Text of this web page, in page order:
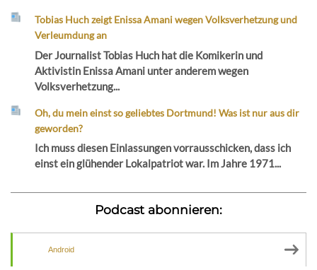
Tobias Huch zeigt Enissa Amani wegen Volksverhetzung und
Verleumdung an
Der Journalist Tobias Huch hat die Komikerin und
Aktivistin Enissa Amani unter anderem wegen
Volksverhetzung...
Oh, du mein einst so geliebtes Dortmund! Was ist nur aus dir
geworden?
Ich muss diesen Einlassungen vorrausschicken, dass ich
einst ein glühender Lokalpatriot war. Im Jahre 1971...
Podcast abonnieren:
Android